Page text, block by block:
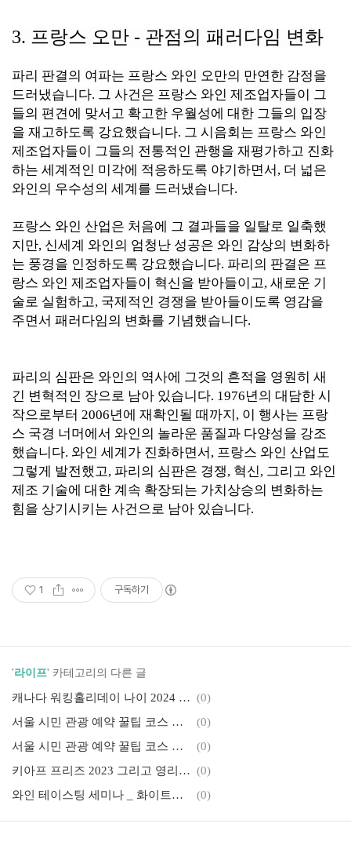
3. 프랑스 오만 - 관점의 패러다임 변화
파리 판결의 여파는 프랑스 와인 오만의 만연한 감정을
드러냈습니다. 그 사건은 프랑스 와인 제조업자들이 그
들의 편견에 맞서고 확고한 우월성에 대한 그들의 입장
을 재고하도록 강요했습니다. 그 시음회는 프랑스 와인
제조업자들이 그들의 전통적인 관행을 재평가하고 진화
하는 세계적인 미각에 적응하도록 야기하면서, 더 넓은
와인의 우수성의 세계를 드러냈습니다.
프랑스 와인 산업은 처음에 그 결과들을 일탈로 일축했
지만, 신세계 와인의 엄청난 성공은 와인 감상의 변화하
는 풍경을 인정하도록 강요했습니다. 파리의 판결은 프
랑스 와인 제조업자들이 혁신을 받아들이고, 새로운 기
술로 실험하고, 국제적인 경쟁을 받아들이도록 영감을
주면서 패러다임의 변화를 기념했습니다.
파리의 심판은 와인의 역사에 그것의 흔적을 영원히 새
긴 변혁적인 장으로 남아 있습니다. 1976년의 대담한 시
작으로부터 2006년에 재확인될 때까지, 이 행사는 프랑
스 국경 너머에서 와인의 놀라운 품질과 다양성을 강조
했습니다. 와인 세계가 진화하면서, 프랑스 와인 산업도
그렇게 발전했고, 파리의 심판은 경쟁, 혁신, 그리고 와인
제조 기술에 대한 계속 확장되는 가치상승의 변화하는
힘을 상기시키는 사건으로 남아 있습니다.
1 구독하기
'라이프' 카테고리의 다른 글
캐나다 워킹홀리데이 나이 2024 직업 노하우 바이블 (0)
서울 시민 관광 예약 꿀팁 코스 추천(2)_2023 국군의날 시간행
(0)
서울 시민 관광 예약 꿀팁 코스 추천(1)_더현대 디즈니
(0)
키아프 프리즈 2023 그리고 영리치 아트페어 (0)
와인 테이스팅 세미나 _ 화이트와인 기후, 품종, 떼루아
(0)